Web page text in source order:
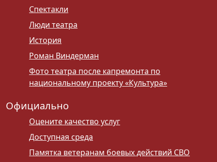
Спектакли
Люди театра
История
Роман Виндерман
Фото театра после капремонта по
национальному проекту «Культура»
Официально
Оцените качество услуг
Доступная среда
Памятка ветеранам боевых действий СВО